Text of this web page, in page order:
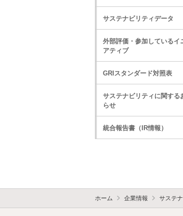
サステナビリティデータ
外部評価・参加しているイ
アティブ
GRIスタンダード対照表
サステナビリティに関する
らせ
統合報告書（IR情報）
ホーム 企業情報 サステ